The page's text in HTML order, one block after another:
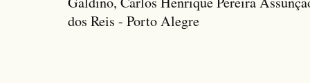
dos Reis - Porto Alegre